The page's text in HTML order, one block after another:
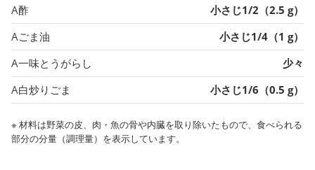
A酢
小さじ1/2（2.5 g）
Aごま油
小さじ1/4（1 g）
A一味とうがらし
少々
A白炒りごま
小さじ1/6（0.5 g）
※ 材料は野菜の皮、肉・魚の骨や内臓を取り除いたもので、食べられる
部分の分量（調理量）を表示しています。